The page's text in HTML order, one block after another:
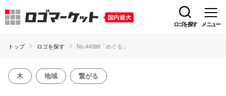
ロゴを探す メニュー
トップ ロゴを探す No.44386「めぐる」
木 地域 繋がる